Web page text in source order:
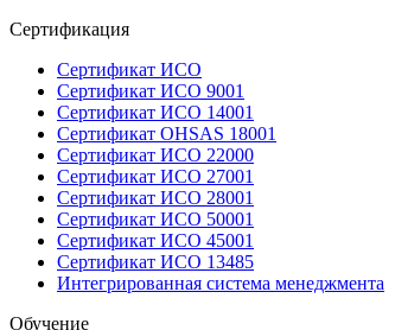
Сертификация
Сертификат ИСО
Сертификат ИСО 9001
Сертификат ИСО 14001
Сертификат OHSAS 18001
Сертификат ИСО 22000
Сертификат ИСО 27001
Сертификат ИСО 28001
Сертификат ИСО 50001
Сертификат ИСО 45001
Сертификат ИСО 13485
Интегрированная система менеджмента
Обучение